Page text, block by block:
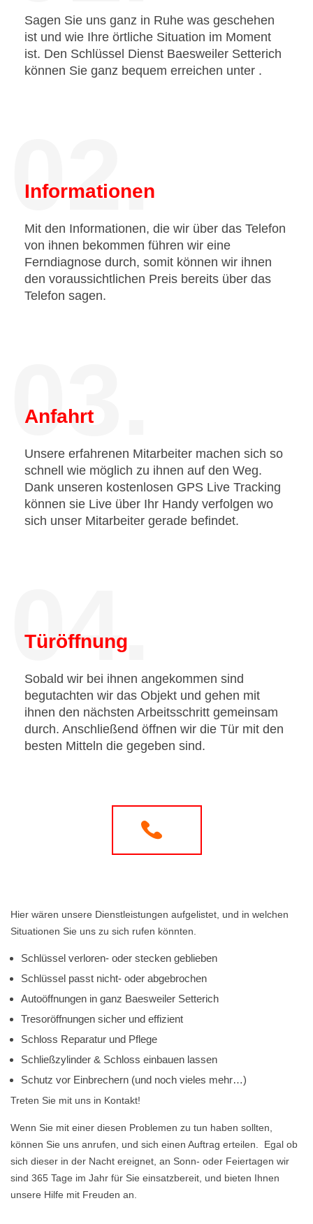
Sagen Sie uns ganz in Ruhe was geschehen
ist und wie Ihre örtliche Situation im Moment
ist. Den Schlüssel Dienst Baesweiler Setterich
können Sie ganz bequem erreichen unter .
02.
Informationen
Mit den Informationen, die wir über das Telefon
von ihnen bekommen führen wir eine
Ferndiagnose durch, somit können wir ihnen
den voraussichtlichen Preis bereits über das
Telefon sagen.
03.
Anfahrt
Unsere erfahrenen Mitarbeiter machen sich so
schnell wie möglich zu ihnen auf den Weg.
Dank unseren kostenlosen GPS Live Tracking
können sie Live über Ihr Handy verfolgen wo
sich unser Mitarbeiter gerade befindet.
04.
Türöffnung
Sobald wir bei ihnen angekommen sind
begutachten wir das Objekt und gehen mit
ihnen den nächsten Arbeitsschritt gemeinsam
durch. Anschließend öffnen wir die Tür mit den
besten Mitteln die gegeben sind.
Hier wären unsere Dienstleistungen aufgelistet, und in welchen
Situationen Sie uns zu sich rufen könnten.
Schlüssel verloren- oder stecken geblieben
Schlüssel passt nicht- oder abgebrochen
Autoöffnungen in ganz Baesweiler Setterich
Tresoröffnungen sicher und effizient
Schloss Reparatur und Pflege
Schließzylinder & Schloss einbauen lassen
Schutz vor Einbrechern (und noch vieles mehr…)
Treten Sie mit uns in Kontakt!
Wenn Sie mit einer diesen Problemen zu tun haben sollten,
können Sie uns anrufen, und sich einen Auftrag erteilen. Egal ob
sich dieser in der Nacht ereignet, an Sonn- oder Feiertagen wir
sind 365 Tage im Jahr für Sie einsatzbereit, und bieten Ihnen
unsere Hilfe mit Freuden an.